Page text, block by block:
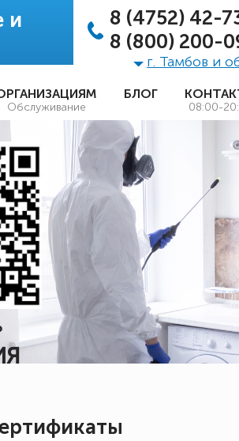
и
8 (4752) 42-
8 (800) 200-
г. Тамбов и
Обслуживание
БЛОГ
08:00-